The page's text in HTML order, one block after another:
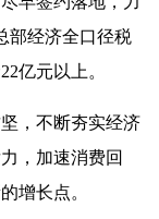
部经济全口径税
亿元以上。
，不断夯实经济
，加速消费回
增长点。